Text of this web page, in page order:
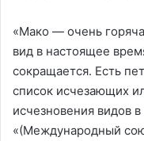
«Мако — очень
вид в настоящее
сокращается. Есть
список исчезающих
исчезновения видов
«(Международный